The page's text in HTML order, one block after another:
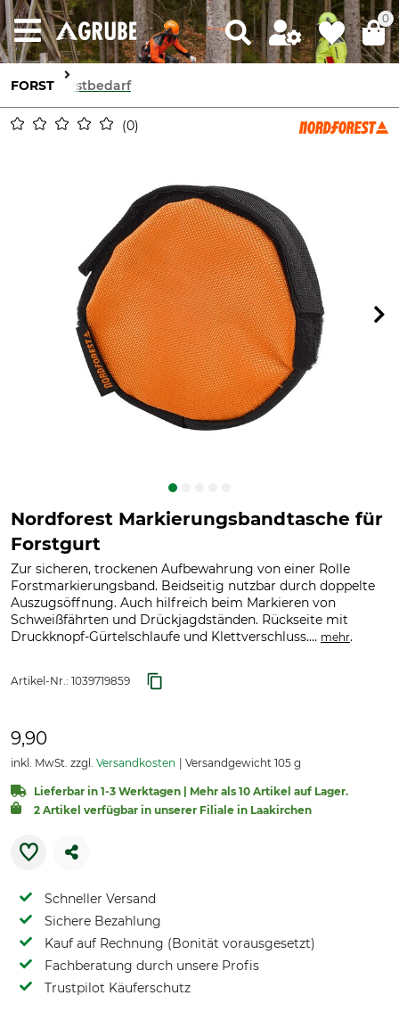
0
FORST Forstbedarf
0
Nordforest Markierungsbandtasche für
Forstgurt
Zur sicheren, trockenen Aufbewahrung von einer Rolle
Forstmarkierungsband. Beidseitig nutzbar durch doppelte
Auszugsöffnung. Auch hilfreich beim Markieren von
Schweißfährten und Drückjagdständen. Rückseite mit
Druckknopf-Gürtelschlaufe und Klettverschluss.... mehr.
Artikel-Nr.: 1039719859
9,90
inkl. MwSt. zzgl. Versandkosten Versandgewicht 105 g
Lieferbar in 1-3 Werktagen | Mehr als 10 Artikel auf Lager.
2 Artikel verfügbar in unserer Filiale in Laakirchen
Schneller Versand
Sichere Bezahlung
Kauf auf Rechnung (Bonität vorausgesetzt)
Fachberatung durch unsere Profis
Trustpilot Käuferschutz